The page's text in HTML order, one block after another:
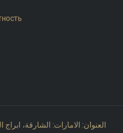
العنوان: الامارات: الشارقة،